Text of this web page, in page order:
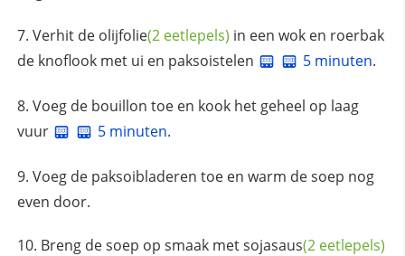
Verhit de olijfolie(2 eetlepels) in een wok en roerbak
de knoflook met ui en paksoistelen
5 minuten.
Voeg de bouillon toe en kook het geheel op laag
vuur
5 minuten.
Voeg de paksoibladeren toe en warm de soep nog
even door.
Breng de soep op smaak metsojasaus(2 eetlepels)